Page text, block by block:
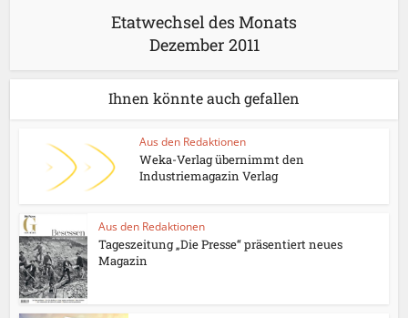
Etatwechsel des Monats
Dezember 2011
Ihnen könnte auch gefallen
Aus den Redaktionen
Weka-Verlag übernimmt den
Industriemagazin Verlag
Aus den Redaktionen
Tageszeitung „Die Presse“ präsentiert neues
Magazin